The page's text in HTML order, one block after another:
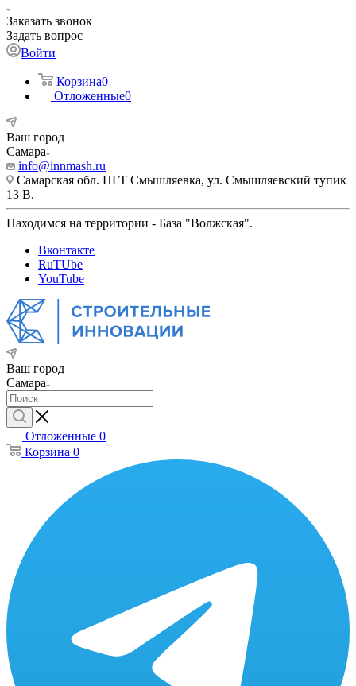
Заказать звонок
Задать вопрос
Войти
Корзина0
Отложенные0
Ваш город
Самара
info@innmash.ru
Самарская обл. ПГТ Смышляевка, ул. Смышляевский тупик
13 В.
Находимся на территории - База "Волжская".
Вконтакте
RuTUbe
YouTube
Ваш город
Самара
Отложенные 0
Корзина 0